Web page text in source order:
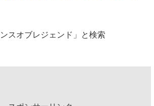
スオブレジェンド」と検索